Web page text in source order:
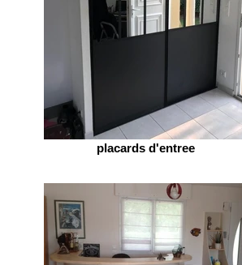
placards d'entree